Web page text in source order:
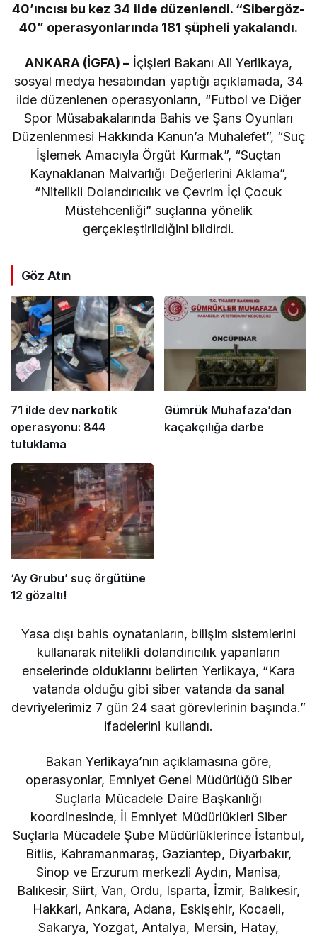
40’ıncısı bu kez 34 ilde düzenlendi. “Sibergöz-
40” operasyonlarında 181 şüpheli yakalandı.
ANKARA (İGFA) – İçişleri Bakanı Ali Yerlikaya,
sosyal medya hesabından yaptığı açıklamada, 34
ilde düzenlenen operasyonların, “Futbol ve Diğer
Spor Müsabakalarında Bahis ve Şans Oyunları
Düzenlenmesi Hakkında Kanun’a Muhalefet”, “Suç
İşlemek Amacıyla Örgüt Kurmak”, “Suçtan
Kaynaklanan Malvarlığı Değerlerini Aklama”,
“Nitelikli Dolandırıcılık ve Çevrim İçi Çocuk
Müstehcenliği” suçlarına yönelik
gerçekleştirildiğini bildirdi.
Göz Atın
71 ilde dev narkotik
operasyonu: 844
tutuklama
Gümrük Muhafaza’dan
kaçakçılığa darbe
‘Ay Grubu’ suç örgütüne
12 gözaltı!
Yasa dışı bahis oynatanların, bilişim sistemlerini
kullanarak nitelikli dolandırıcılık yapanların
enselerinde olduklarını belirten Yerlikaya, “Kara
vatanda olduğu gibi siber vatanda da sanal
devriyelerimiz 7 gün 24 saat görevlerinin başında.”
ifadelerini kullandı.
Bakan Yerlikaya’nın açıklamasına göre,
operasyonlar, Emniyet Genel Müdürlüğü Siber
Suçlarla Mücadele Daire Başkanlığı
koordinesinde, İl Emniyet Müdürlükleri Siber
Suçlarla Mücadele Şube Müdürlüklerince İstanbul,
Bitlis, Kahramanmaraş, Gaziantep, Diyarbakır,
Sinop ve Erzurum merkezli Aydın, Manisa,
Balıkesir, Siirt, Van, Ordu, Isparta, İzmir, Balıkesir,
Hakkari, Ankara, Adana, Eskişehir, Kocaeli,
Sakarya, Yozgat, Antalya, Mersin, Hatay,